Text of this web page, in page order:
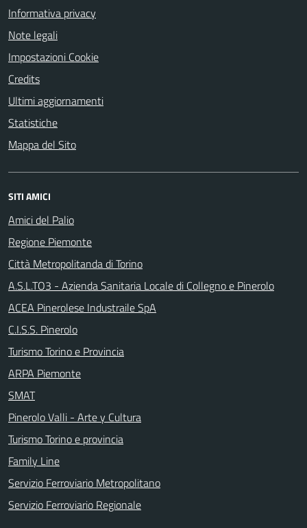
Informativa privacy
Note legali
Impostazioni Cookie
Credits
Ultimi aggiornamenti
Statistiche
Mappa del Sito
SITI AMICI
Amici del Palio
Regione Piemonte
Città Metropolitanda di Torino
A.S.L.TO3 - Azienda Sanitaria Locale di Collegno e Pinerolo
ACEA Pinerolese Industraile SpA
C.I.S.S. Pinerolo
Turismo Torino e Provincia
ARPA Piemonte
SMAT
Pinerolo Valli - Arte y Cultura
Turismo Torino e provincia
Family Line
Servizio Ferroviario Metropolitano
Servizio Ferroviario Regionale